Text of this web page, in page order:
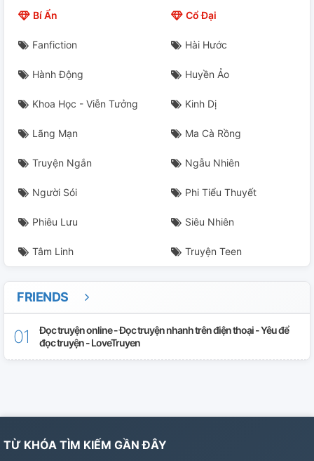
Bí Ẩn Cổ Đại
Fanfiction Hài Hước
Hành Động Huyền Ảo
Khoa Học - Viễn Tưởng Kinh Dị
Lãng Mạn Ma Cà Rồng
Truyện Ngắn Ngẫu Nhiên
Người Sói Phi Tiểu Thuyết
Phiêu Lưu Siêu Nhiên
Tâm Linh Truyện Teen
FRIENDS
Đọc truyện online - Đọc truyện nhanh trên điện thoại - Yêu để
đọc truyện - LoveTruyen
TỪ KHÓA TÌM KIẾM GẦN ĐÂY